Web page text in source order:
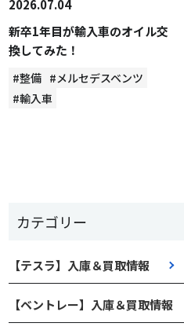
カテゴリー
【テスラ】入庫＆買取情報
【ベントレー】入庫＆買取情報
2026.07.04
新卒1年目が輸入車のオイル交
換してみた！
#整備 #メルセデスベンツ
#輸入車